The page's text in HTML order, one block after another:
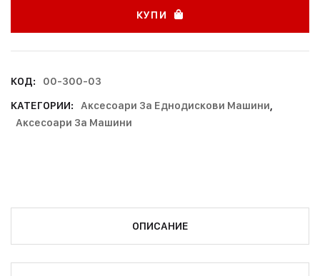
КУПИ
КОД:
00-300-03
КАТЕГОРИИ:
Аксесоари За Еднодискови Машини,
Аксесоари За Машини
ОПИСАНИЕ